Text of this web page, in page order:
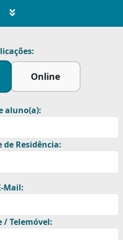
Online
aluno(a):
de Residência:
Mail:
/ Telemóvel: